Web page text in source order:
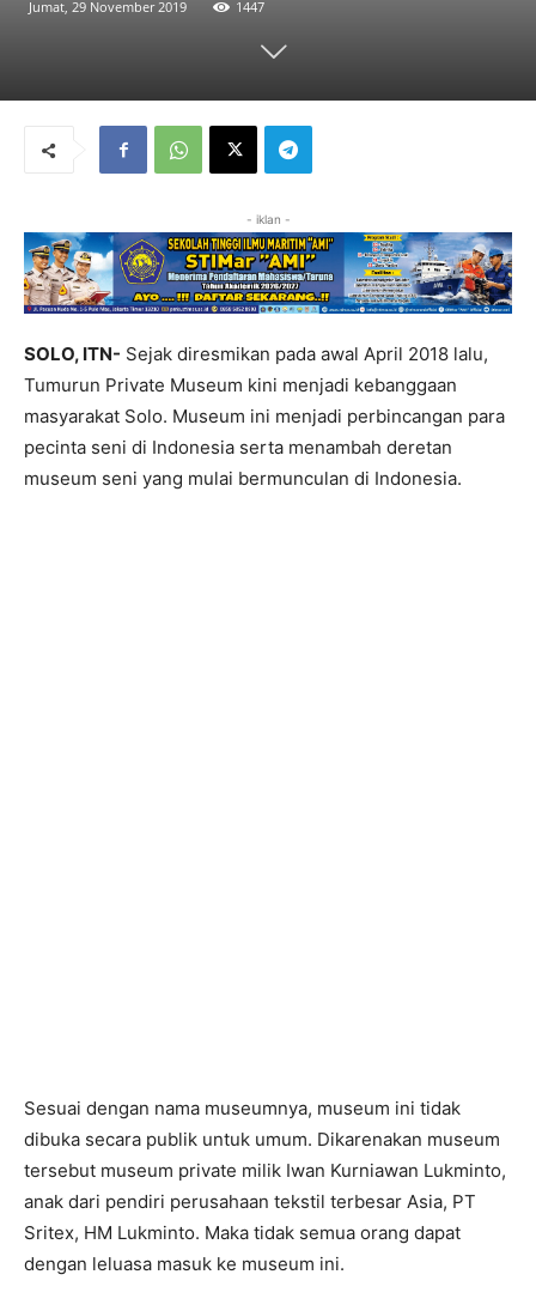
Jumat, 29 November 2019 1447
- iklan -
SOLO, ITN- Sejak diresmikan pada awal April 2018 lalu,
Tumurun Private Museum kini menjadi kebanggaan
masyarakat Solo. Museum ini menjadi perbincangan para
pecinta seni di Indonesia serta menambah deretan
museum seni yang mulai bermunculan di Indonesia.
Sesuai dengan nama museumnya, museum ini tidak
dibuka secara publik untuk umum. Dikarenakan museum
tersebut museum private milik Iwan Kurniawan Lukminto,
anak dari pendiri perusahaan tekstil terbesar Asia, PT
Sritex, HM Lukminto. Maka tidak semua orang dapat
dengan leluasa masuk ke museum ini.